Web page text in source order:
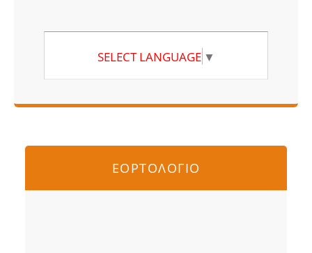
SELECT LANGUAGE ▼
ΕΟΡΤΟΛΟΓΙΟ